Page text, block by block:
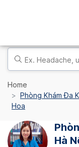
Home
Phòng Khám Đa
Hoa
Hà